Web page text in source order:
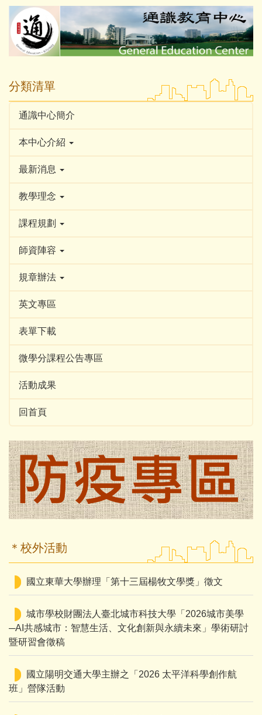
跳
到
主
容
區
分類清單
通識中心簡介
本中心介紹
最新消息
教學理念
課程規劃
師資陣容
規章辦法
英文專區
表單下載
微學分課程公告專區
活動成果
回首頁
＊校外活動
國立東華大學辦理「第十三屆楊牧文學獎」徵文
城市學校財團法人臺北城市科技大學「2026城市美學
─AI共感城市：智慧生活、文化創新與永續未來」學術研討
暨研習會徵稿
國立陽明交通大學主辦之「2026 太平洋科學創作航
班」營隊活動